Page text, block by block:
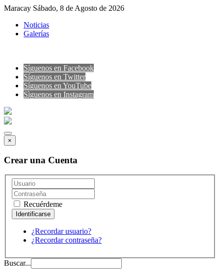
Maracay Sábado, 8 de Agosto de 2026
Noticias
Galerías
Síguenos en Facebook
Síguenos en Twitter
Síguenos en YouTube
Sìguenos en Instagram
×
Crear una Cuenta
Recuérdeme
¿Recordar usuario?
¿Recordar contraseña?
Buscar...